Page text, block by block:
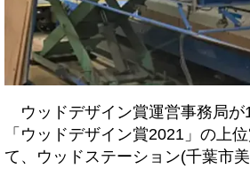
ウッドデザイン賞運営事務局
「ウッドデザイン賞2021」の上
て、ウッドステーション(千葉市